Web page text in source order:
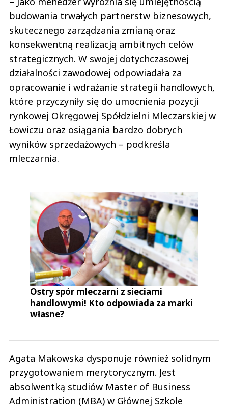
budowania trwałych partnerstw biznesowych,
skutecznego zarządzania zmianą oraz
konsekwentną realizacją ambitnych celów
strategicznych. W swojej dotychczasowej
działalności zawodowej odpowiadała za
opracowanie i wdrażanie strategii handlowych,
które przyczyniły się do umocnienia pozycji
rynkowej Okręgowej Spółdzielni Mleczarskiej w
Łowiczu oraz osiągania bardzo dobrych
wyników sprzedażowych – podkreśla
mleczarnia.
Ostry spór mleczarni z sieciami
handlowymi! Kto odpowiada za marki
własne?
Agata Makowska dysponuje również solidnym
przygotowaniem merytorycznym. Jest
absolwentką studiów Master of Business
Administration (MBA) w Głównej Szkole